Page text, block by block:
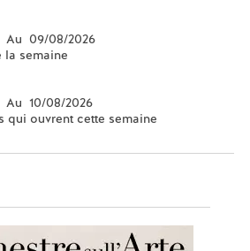
Au 09/08/2026
la semaine
Au 10/08/2026
qui ouvrent cette semaine